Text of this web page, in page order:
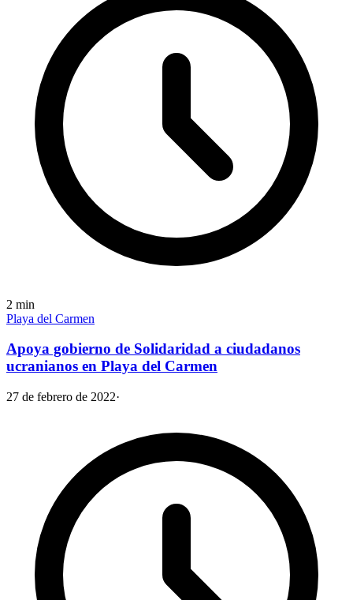
2 min
Playa del Carmen
Apoya gobierno de Solidaridad a ciudadanos
ucranianos en Playa del Carmen
27 de febrero de 2022·